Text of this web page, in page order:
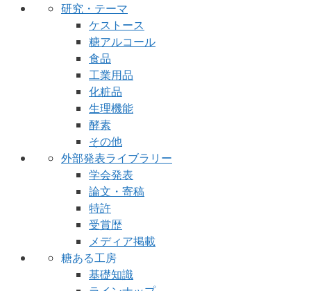
研究・テーマ
ケストース
糖アルコール
食品
工業用品
化粧品
生理機能
酵素
その他
外部発表ライブラリー
学会発表
論文・寄稿
特許
受賞歴
メディア掲載
糖ある工房
基礎知識